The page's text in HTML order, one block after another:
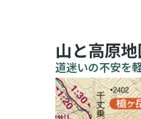
山と高原
道迷いの不安を